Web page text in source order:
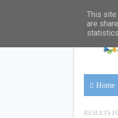
Home
RESULTS
This site
are